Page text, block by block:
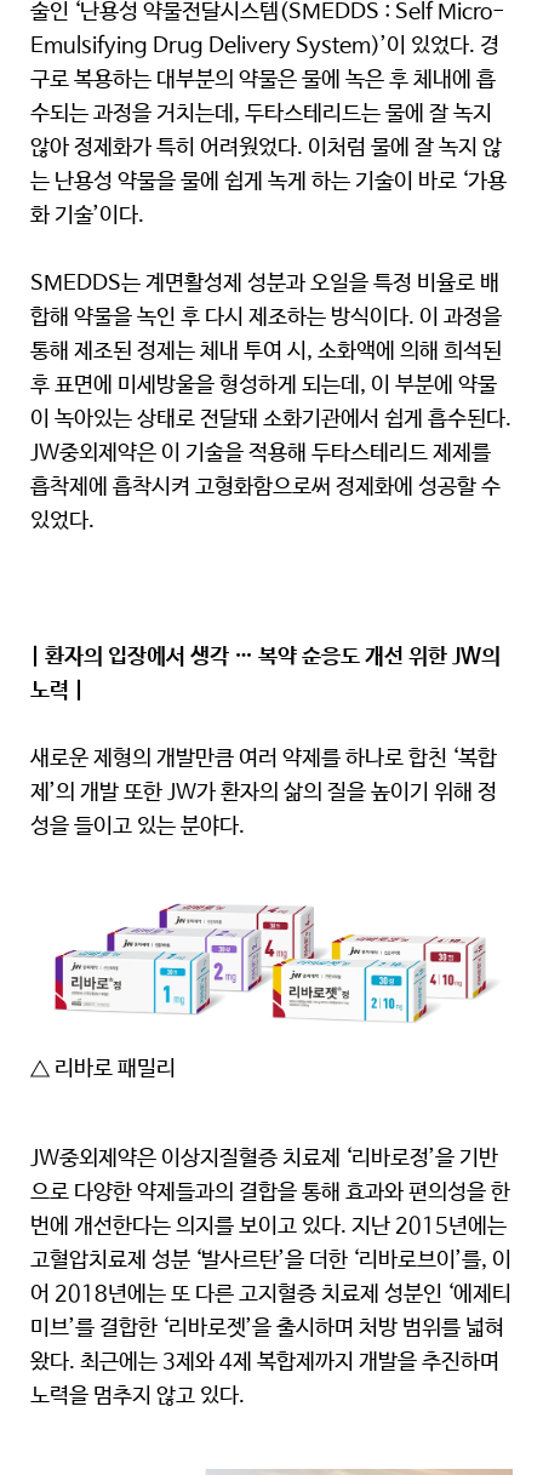
술인 ‘난용성 약물전달시스템(SMEDDS : Self Micro-
Emulsifying Drug Delivery System)’이 있었다. 경
구로 복용하는 대부분의 약물은 물에 녹은 후 체내에 흡
수되는 과정을 거치는데, 두타스테리드는 물에 잘 녹지
않아 정제화가 특히 어려웠었다. 이처럼 물에 잘 녹지 않
는 난용성 약물을 물에 쉽게 녹게 하는 기술이 바로 ‘가용
화 기술’이다.
SMEDDS는 계면활성제 성분과 오일을 특정 비율로 배
합해 약물을 녹인 후 다시 제조하는 방식이다. 이 과정을
통해 제조된 정제는 체내 투여 시, 소화액에 의해 희석된
후 표면에 미세방울을 형성하게 되는데, 이 부분에 약물
이 녹아있는 상태로 전달돼 소화기관에서 쉽게 흡수된다.
JW중외제약은 이 기술을 적용해 두타스테리드 제제를
흡착제에 흡착시켜 고형화함으로써 정제화에 성공할 수
있었다.
| 환자의 입장에서 생각 … 복약 순응도 개선 위한 JW의
노력 |
새로운 제형의 개발만큼 여러 약제를 하나로 합친 ‘복합
제’의 개발 또한 JW가 환자의 삶의 질을 높이기 위해 정
성을 들이고 있는 분야다.
△ 리바로 패밀리
JW중외제약은 이상지질혈증 치료제 ‘리바로정’을 기반
으로 다양한 약제들과의 결합을 통해 효과와 편의성을 한
번에 개선한다는 의지를 보이고 있다. 지난 2015년에는
고혈압치료제 성분 ‘발사르탄’을 더한 ‘리바로브이’를, 이
어 2018년에는 또 다른 고지혈증 치료제 성분인 ‘에제티
미브’를 결합한 ‘리바로젯’을 출시하며 처방 범위를 넓혀
왔다. 최근에는 3제와 4제 복합제까지 개발을 추진하며
노력을 멈추지 않고 있다.